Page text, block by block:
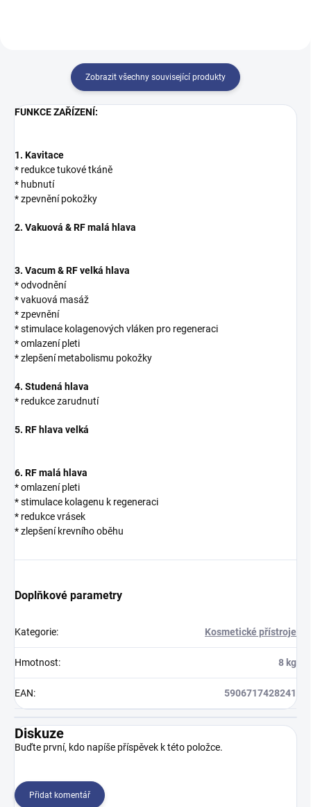
Zobrazit všechny související produkty
FUNKCE ZAŘÍZENÍ:
1. Kavitace
* redukce tukové tkáně
* hubnutí
* zpevnění pokožky
2. Vakuová & RF malá hlava
3. Vacum & RF velká hlava
* odvodnění
* vakuová masáž
* zpevnění
* stimulace kolagenových vláken pro regeneraci
* omlazení pleti
* zlepšení metabolismu pokožky
4. Studená hlava
* redukce zarudnutí
5. RF hlava velká
6. RF malá hlava
* omlazení pleti
* stimulace kolagenu k regeneraci
* redukce vrásek
* zlepšení krevního oběhu
Doplňkové parametry
Kategorie: Kosmetické přístroje
Hmotnost: 8 kg
EAN: 5906717428241
Diskuze
Buďte první, kdo napíše příspěvek k této položce.
Přidat komentář